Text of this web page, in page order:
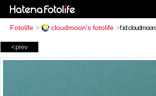
Fotolife > cloudmoon's fotolife >
<prev